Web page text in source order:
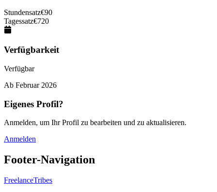
Stundensatz€90
Tagessatz€720
Verfügbarkeit
Verfügbar
Ab Februar 2026
Eigenes Profil?
Anmelden, um Ihr Profil zu bearbeiten und zu aktualisieren.
Anmelden
Footer-Navigation
FreelanceTribes